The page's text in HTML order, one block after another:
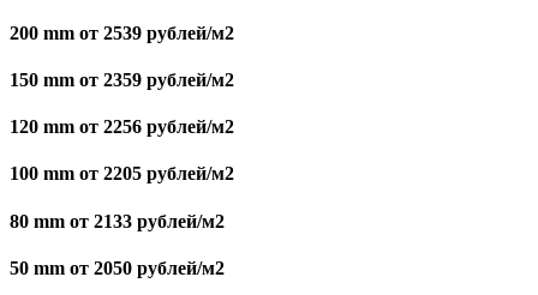
200 mm от 2539 рублей/м2
150 mm от 2359 рублей/м2
120 mm от 2256 рублей/м2
100 mm от 2205 рублей/м2
80 mm от 2133 рублей/м2
50 mm от 2050 рублей/м2